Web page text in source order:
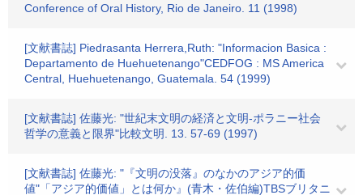
Conference of Oral History, Rio de Janeiro. 11 (1998)
[文献書誌] Piedrasanta Herrera,Ruth: "Informacion Basica :
Departamento de Huehuetenango"CEDFOG : MS America
Central, Huehuetenango, Guatemala. 54 (1999)
[文献書誌] 佐藤光: "世紀末文明の経済と文明-ポラニー社会
哲学の意義と限界"比較文明. 13. 57-69 (1997)
[文献書誌] 佐藤光: "『文明の没落』のなかのアジア的価
値"「アジア的価値」とは何か』(青木・佐伯編)TBSブリタニ